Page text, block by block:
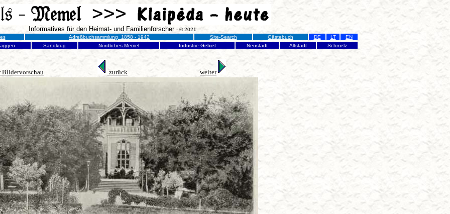
Informatives für den Heimat- und Familienforscher - © 2021
Adreßbuchsammlung 1858 - 1942 Site-Search Gästebuch DE LT
EN
Sandkrug Nördliches Memel Industrie-Gebiet Neustadt Altstadt Schmelz
zurück weiter